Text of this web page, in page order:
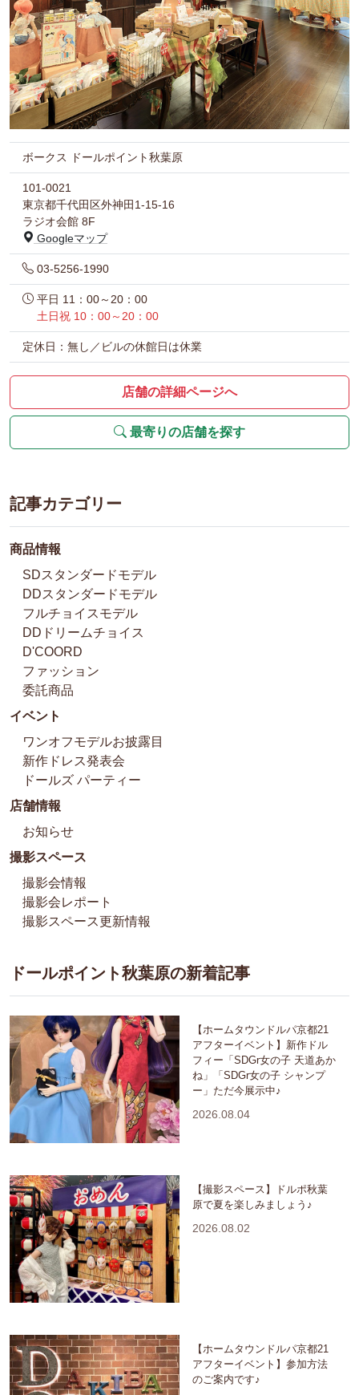
ボークス ドールポイント秋葉原
101-0021
東京都千代田区外神田1-15-16
ラジオ会館 8F
Googleマップ
03-5256-1990
平日 11：00～20：00
土日祝 10：00～20：00
定休日：無し／ビルの休館日は休業
店舗の詳細ページへ
最寄りの店舗を探す
記事カテゴリー
商品情報
SDスタンダードモデル
DDスタンダードモデル
フルチョイスモデル
DDドリームチョイス
D'COORD
ファッション
委託商品
イベント
ワンオフモデルお披露目
新作ドレス発表会
ドールズ パーティー
店舗情報
お知らせ
撮影スペース
撮影会情報
撮影会レポート
撮影スペース更新情報
ドールポイント秋葉原の新着記事
【ホームタウンドルパ京都21
アフターイベント】新作ドル
フィー「SDGr女の子 天道あか
ね」「SDGr女の子 シャンプ
ー」ただ今展示中♪
2026.08.04
【撮影スペース】ドルポ秋葉
原で夏を楽しみましょう♪
2026.08.02
【ホームタウンドルパ京都21
アフターイベント】参加方法
のご案内です♪